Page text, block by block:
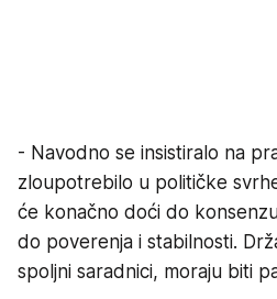
- Navodno se insistiralo na
zloupotrebilo u političke
će konačno doći do
do poverenja i stabilnosti.
spoljni saradnici, moraju biti